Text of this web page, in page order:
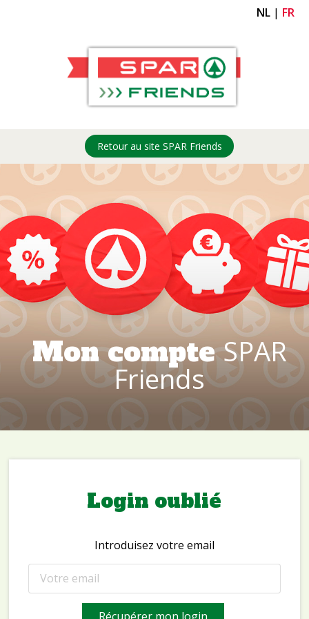
NL | FR
Retour au site SPAR Friends
Mon compteSPAR
Friends
Login oublié
Introduisez votre email